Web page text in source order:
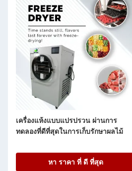
เครื่องแห้งแบบแปรปรวน ผ่านการ
ทดลองที่ดีที่สุดในการเก็บรักษาผลไม้
หา ราคา ที่ ดี ที่สุด